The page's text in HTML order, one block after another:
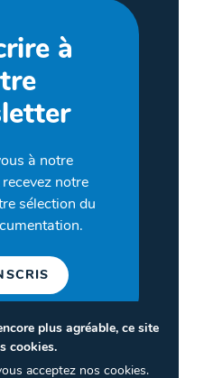
à
à notre
notre
sélection du
plus agréable, ce site
cookies.
acceptez nos cookies.